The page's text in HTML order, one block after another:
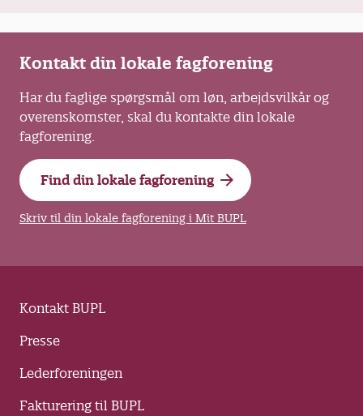
Kontakt din lokale fagforening
Har du faglige spørgsmål om løn, arbejdsvilkår og
overenskomster, skal du kontakte din lokale
fagforening.
Find din lokale fagforening
Skriv til din lokale fagforening i Mit BUPL
Kontakt BUPL
Presse
Lederforeningen
Fakturering til BUPL